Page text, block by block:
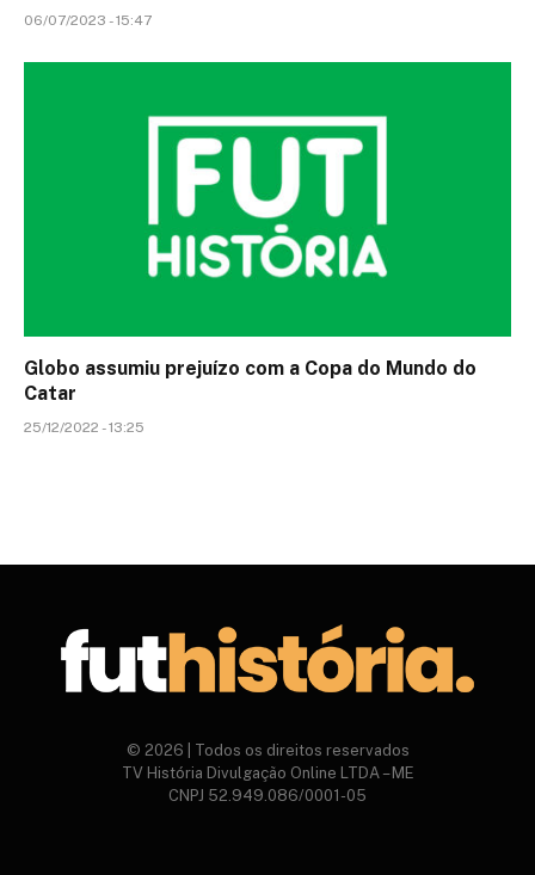
06/07/2023 - 15:47
Globo assumiu prejuízo com a Copa do Mundo do
Catar
25/12/2022 - 13:25
© 2026 | Todos os direitos reservados
TV História Divulgação Online LTDA – ME
CNPJ 52.949.086/0001-05